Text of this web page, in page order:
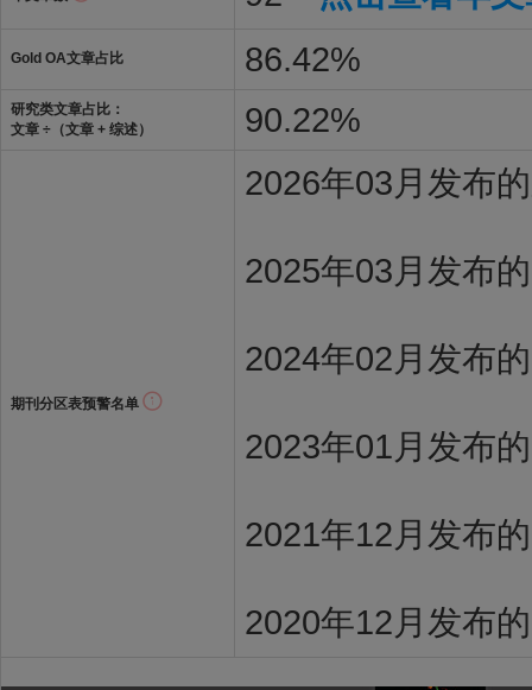
Gold OA文章占比 86.42%
研究类文章占比：
文章 ÷（文章 + 综述）
90.22%
期刊分区表预警名单
2026年03月发布
2025年03月发布
2024年02月发布
2023年01月发布
2021年12月发布
2020年12月发布